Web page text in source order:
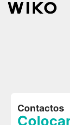
Contactos